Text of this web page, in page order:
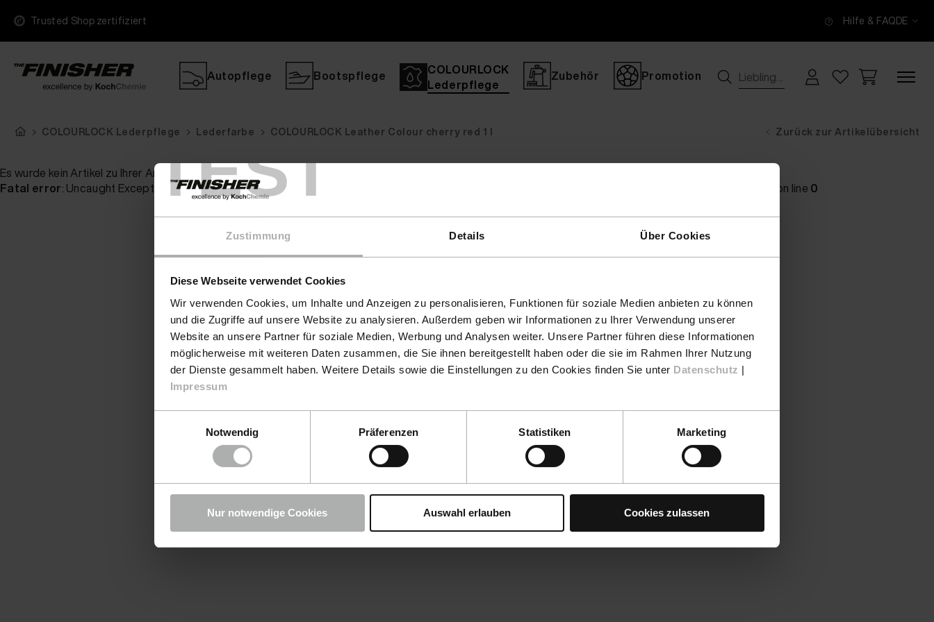
TEST
Zustimmung Details Über Cookies
Diese Webseite verwendet Cookies
Wir verwenden Cookies, um Inhalte und Anzeigen zu personalisieren, Funktionen für soziale Medien anbieten zu können
und die Zugriffe auf unsere Website zu analysieren. Außerdem geben wir Informationen zu Ihrer Verwendung unserer
Website an unsere Partner für soziale Medien, Werbung und Analysen weiter. Unsere Partner führen diese Informationen
möglicherweise mit weiteren Daten zusammen, die Sie ihnen bereitgestellt haben oder die sie im Rahmen Ihrer Nutzung
der Dienste gesammelt haben. Weitere Details sowie die Einstellungen zu den Cookies finden Sie unter Datenschutz |
Impressum
Notwendig
Präferenzen Statistiken Marketing
Nur notwendige Cookies Auswahl erlauben Cookies zulassen
Trusted Shop zertifiziert Hilfe & FAQDE
Autopflege Bootspflege
COLOURLOCK
Lederpflege
Zubehör Promotion
COLOURLOCK Lederpflege Lederfarbe COLOURLOCK Leather Colour cherry red 1 l Zurück zur Artikelübersicht
Es wurde kein Artikel zu Ihrer Anfrage gefunden
Fatal error: Uncaught Exception: Serialization of 'ReflectionProperty' is not allowed in [no active file]:0 Stack trace: #0 {main} thrown in on line 0